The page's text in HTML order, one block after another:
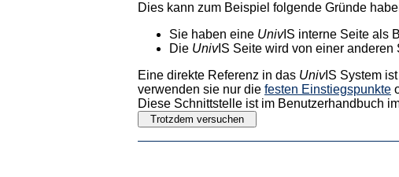
Dies kann zum Beispiel folgende Gründe
Sie haben eine UnivIS interne Seite als
Die UnivIS Seite wird von einer anderen
Eine direkte Referenz in das UnivIS System
verwenden sie nur die festen Einstiegspunkte
Diese Schnittstelle ist im Benutzerhandbuch